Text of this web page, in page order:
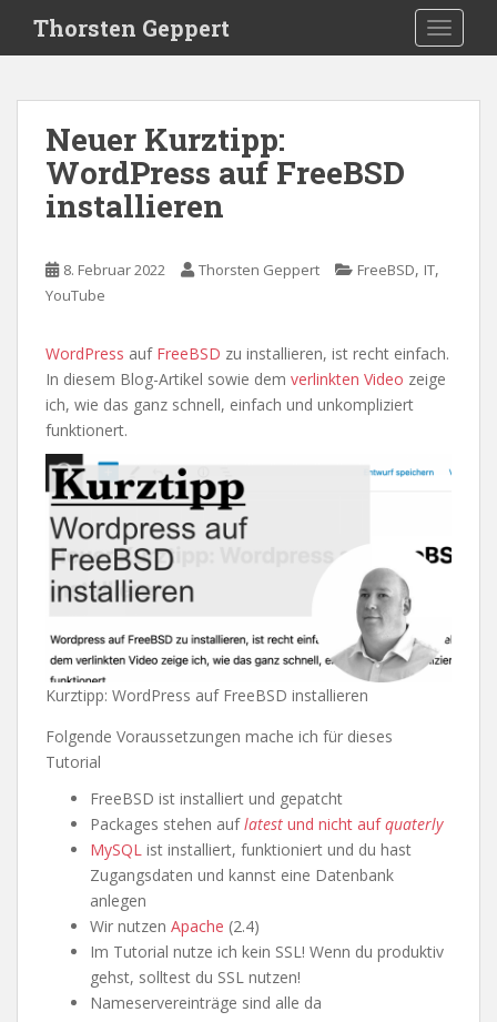
i
Thorsten Geppert
Neuer Kurztipp:
WordPress auf FreeBSD
installieren
8. Februar 2022 Thorsten Geppert FreeBSD, IT,
YouTube
WordPress auf FreeBSD zu installieren, ist recht einfach.
In diesem Blog-Artikel sowie dem verlinkten Video zeige
ich, wie das ganz schnell, einfach und unkompliziert
funktionert.
Kurztipp: WordPress auf FreeBSD installieren
Folgende Voraussetzungen mache ich für dieses
Tutorial
FreeBSD ist installiert und gepatcht
Packages stehen auflatest und nicht aufquaterly
MySQL ist installiert, funktioniert und du hast
Zugangsdaten und kannst eine Datenbank
anlegen
Wir nutzen Apache (2.4)
Im Tutorial nutze ich kein SSL! Wenn du produktiv
gehst, solltest du SSL nutzen!
Nameservereinträge sind alle da